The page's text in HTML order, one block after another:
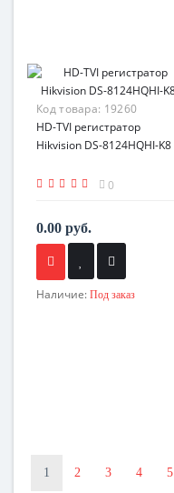
Код товара: 19260
HD-TVI регистратор
Hikvision DS-8124HQHI-K8
0
0.00 руб.
Наличие: Под заказ
1 2 3 4 5